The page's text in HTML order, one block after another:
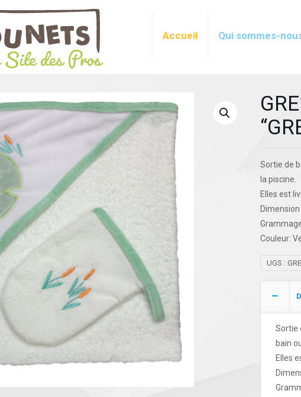
Accueil Qui sommes-
Sortie de
la piscine.
Elles est
Couleur:
UGS :
Sortie
bain
Elles